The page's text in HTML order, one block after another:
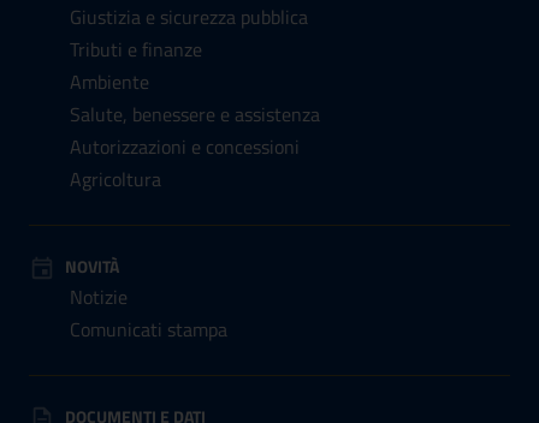
Giustizia e sicurezza pubblica
Tributi e finanze
Ambiente
Salute, benessere e assistenza
Autorizzazioni e concessioni
Agricoltura
NOVITÀ
Notizie
Comunicati stampa
DOCUMENTI E DATI